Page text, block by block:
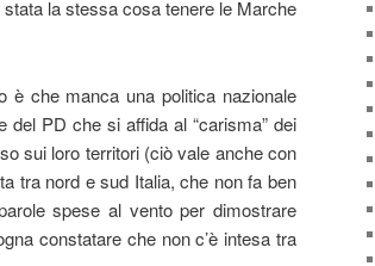
la stessa cosa tenere le Marche
è che manca una politica nazionale
PD che si affida al “carisma” dei
sui loro territori (ciò vale anche con
tra nord e sud Italia, che non fa ben
spese al vento per dimostrare
constatare che non c’è intesa tra